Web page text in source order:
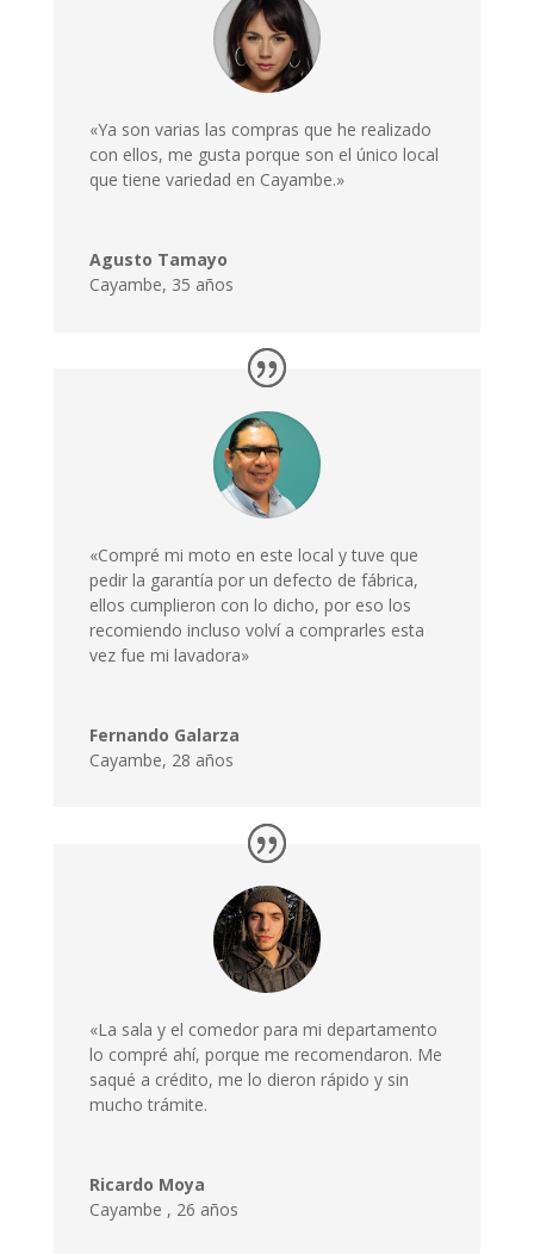
«Ya son varias las compras que he realizado
con ellos, me gusta porque son el único local
que tiene variedad en Cayambe.»
Agusto Tamayo
Cayambe, 35 años
«Compré mi moto en este local y tuve que
pedir la garantía por un defecto de fábrica,
ellos cumplieron con lo dicho, por eso los
recomiendo incluso volví a comprarles esta
vez fue mi lavadora»
Fernando Galarza
Cayambe, 28 años
«La sala y el comedor para mi departamento
lo compré ahí, porque me recomendaron. Me
saqué a crédito, me lo dieron rápido y sin
mucho trámite.
Ricardo Moya
Cayambe , 26 años